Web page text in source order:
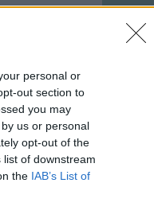
personal or
out section to
you may
us or personal
opt-out of the
of downstream
the IAB’s List of